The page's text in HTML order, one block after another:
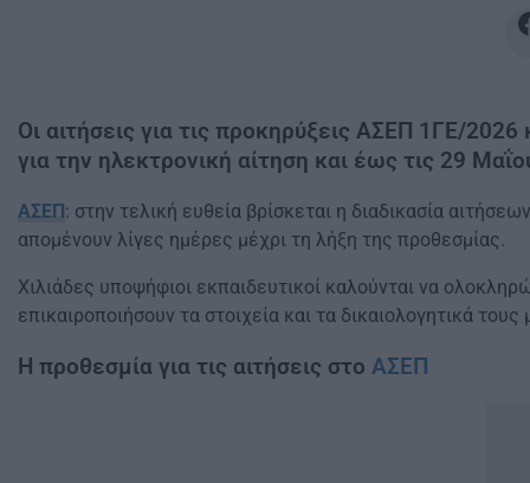
Οι αιτήσεις για τις προκηρύξεις ΑΣΕΠ 1ΓΕ/
για την ηλεκτρονική αίτηση και έως τις 29
ΑΣΕΠ : στην τελική ευθεία βρίσκεται η διαδικασία
απομένουν λίγες ημέρες μέχρι τη λήξη της προθεσμίας.
Χιλιάδες υποψήφιοι εκπαιδευτικοί καλούνται να
επικαιροποιήσουν τα στοιχεία και τα δικαιολογητικά
Η προθεσμία για τις αιτήσεις στο ΑΣΕΠ